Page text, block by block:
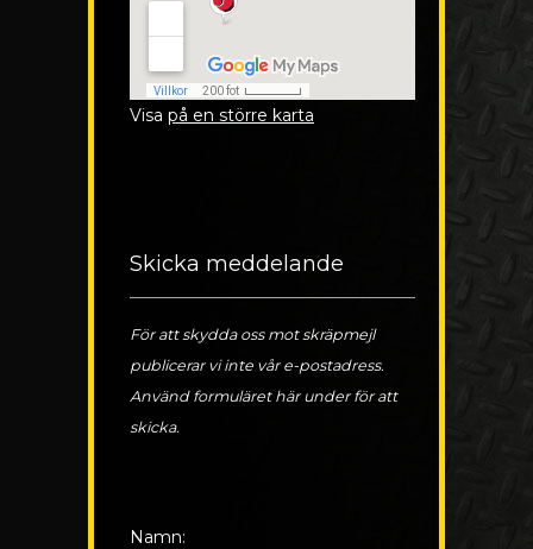
Visa på en större karta
Skicka meddelande
För att skydda oss mot skräpmejl
publicerar vi inte vår e-postadress.
Använd formuläret här under för att
skicka.
Namn: